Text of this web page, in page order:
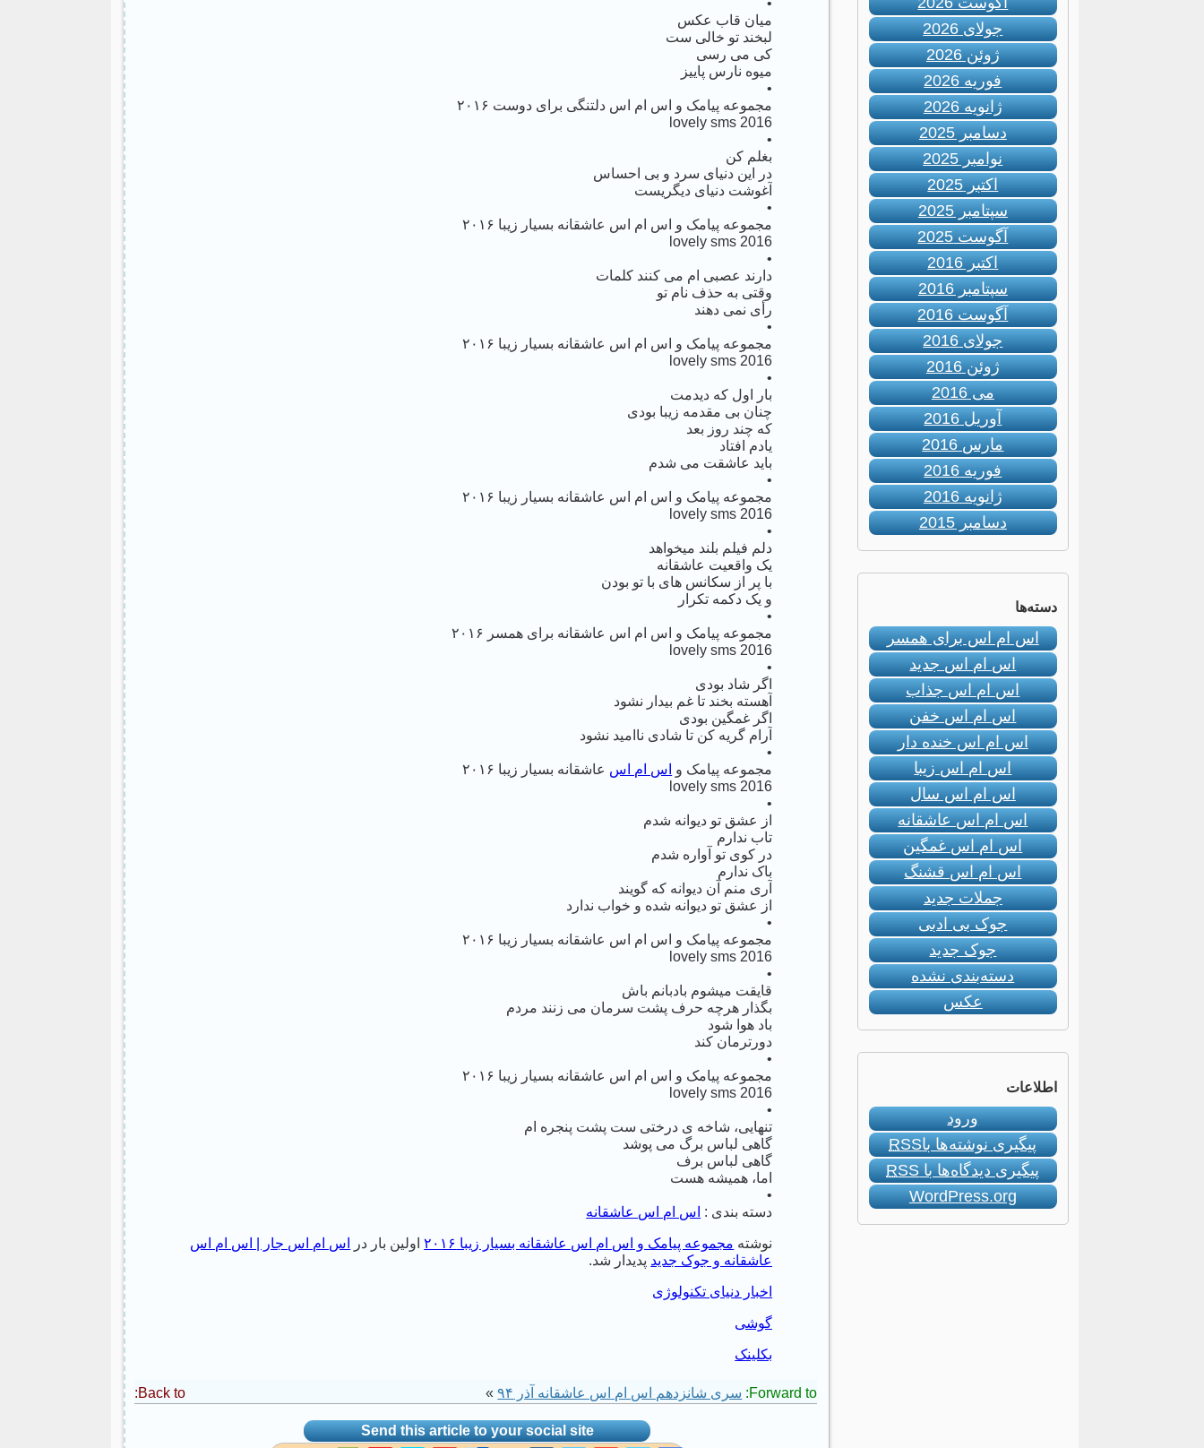
•
میان قاب عکس
لبخند تو خالی ست
کی می رسی
میوه نارس پاییز
•
مجموعه پیامک و اس ام اس دلتنگی برای دوست ۲۰۱۶
lovely sms 2016
•
بغلم کن
در این دنیای سرد و بی احساس
آغوشت دنیای دیگریست
•
مجموعه پیامک و اس ام اس عاشقانه بسیار زیبا ۲۰۱۶
lovely sms 2016
•
دارند عصبی ام می کنند کلمات
وقتی به حذف نام تو
رأی نمی دهند
•
مجموعه پیامک و اس ام اس عاشقانه بسیار زیبا ۲۰۱۶
lovely sms 2016
•
بار اول که دیدمت
چنان بی مقدمه زیبا بودی
که چند روز بعد
یادم افتاد
باید عاشقت می شدم
•
مجموعه پیامک و اس ام اس عاشقانه بسیار زیبا ۲۰۱۶
lovely sms 2016
•
دلم فیلم بلند میخواهد
یک واقعیت عاشقانه
با پر از سکانس های با تو بودن
و یک دکمه تکرار
•
مجموعه پیامک و اس ام اس عاشقانه برای همسر ۲۰۱۶
lovely sms 2016
•
اگر شاد بودی
آهسته بخند تا غم بیدار نشود
اگر غمگین بودی
آرام گریه کن تا شادی ناامید نشود
•
مجموعه پیامک و اس ام اس عاشقانه بسیار زیبا ۲۰۱۶
lovely sms 2016
•
از عشق تو دیوانه شدم
تاب ندارم
در کوی تو آواره شدم
باک ندارم
آری منم آن دیوانه که گویند
از عشق تو دیوانه شده و خواب ندارد
•
مجموعه پیامک و اس ام اس عاشقانه بسیار زیبا ۲۰۱۶
lovely sms 2016
•
قایقت میشوم بادبانم باش
بگذار هرچه حرف پشت سرمان می زنند مردم
باد هوا شود
دورترمان کند
•
مجموعه پیامک و اس ام اس عاشقانه بسیار زیبا ۲۰۱۶
lovely sms 2016
•
تنهایی، شاخه ی درختی ست پشت پنجره ام
گاهی لباس برگ می پوشد
گاهی لباس برف
اما، همیشه هست
•
دسته بندی : اس ام اس عاشقانه
نوشته مجموعه پیامک و اس ام اس عاشقانه بسیار زیبا ۲۰۱۶ اولین بار در
اس ام اس جار | اس ام اس
عاشقانه و جوک جدید پدیدار شد.
اخبار دنیای تکنولوژی
گوشی
بکلینک
Back to: Forward to: سری شانزدهم اس ام اس عاشقانه آذر ۹۴ »
Send this article to your social site
جولای 2026
ژوئن 2026
فوریه 2026
ژانویه 2026
دسامبر 2025
نوامبر 2025
اکتبر 2025
سپتامبر 2025
آگوست 2025
اکتبر 2016
سپتامبر 2016
آگوست 2016
جولای 2016
ژوئن 2016
می 2016
آوریل 2016
مارس 2016
فوریه 2016
ژانویه 2016
دسامبر 2015
دسته‌ها
اس ام اس برای همسر
اس ام اس جدید
اس ام اس جذاب
اس ام اس خفن
اس ام اس خنده دار
اس ام اس زیبا
اس ام اس سال
اس ام اس عاشقانه
اس ام اس غمگین
اس ام اس قشنگ
جملات جدید
جوک بی ادبی
جوک جدید
دسته‌بندی نشده
عکس
اطلاعات
ورود
پیگیری نوشته‌ها باRSS
پیگیری دیدگاه‌ها باRSS
WordPress.org